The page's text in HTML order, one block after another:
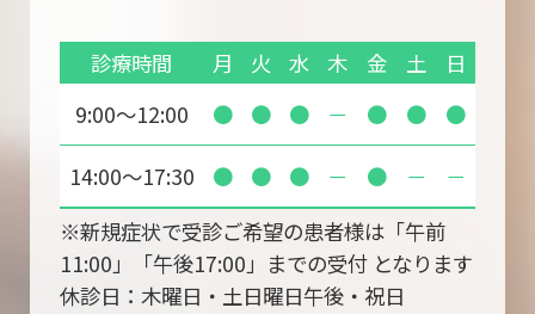
※新規症状で受診ご希望の患者様は「午前
11:00」「午後17:00」までの受付 となります
休診日：木曜日・土日曜日午後・祝日
診療時間 月 火 水 木 金 土
日
9:00～12:00
● ● ● － ● ● ●
14:00～17:30 ● ● ● － ● － －